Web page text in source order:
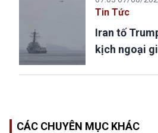
Tin Tức
Iran tố
kịch ngoại
CÁC CHUYÊN MỤC KHÁC